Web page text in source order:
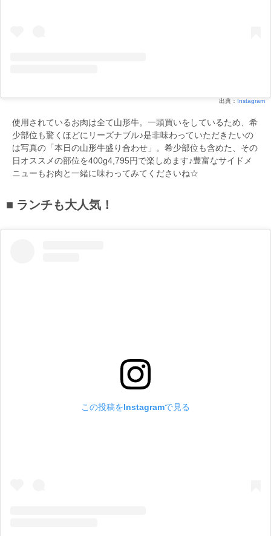
出典： Instagram
使用されているお肉は全て山形牛。一頭買いをしているため、希
少部位も驚くほどにリーズナブル♪是非味わっていただきたいの
は写真の「本日の山形牛盛り合わせ」。希少部位も含めた、その
日オススメの部位を400g4,795円で楽しめます♪豊富なサイドメ
ニューもお肉と一緒に味わってみてくださいね☆
ランチも大人気！
この投稿をInstagramで見る